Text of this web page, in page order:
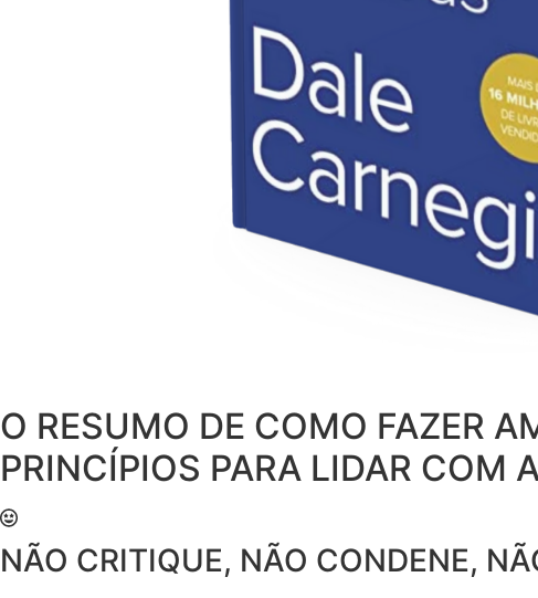
O RESUMO DE COMO FAZER
PRINCÍPIOS PARA LIDAR COM
NÃO CRITIQUE, NÃO CONDENE,